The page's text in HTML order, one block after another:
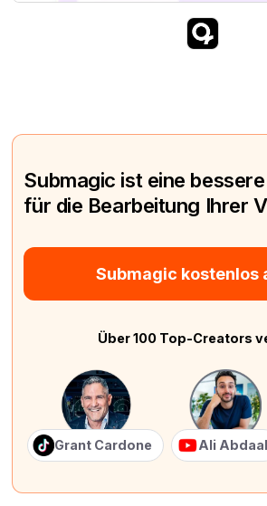
Submagic ist eine
für die Bearbeitung Ihrer
Submagic kostenlos
Über 100 Top-Creators
Grant Cardone Ali Abdaal